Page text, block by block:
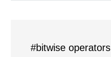
#bitwise operators